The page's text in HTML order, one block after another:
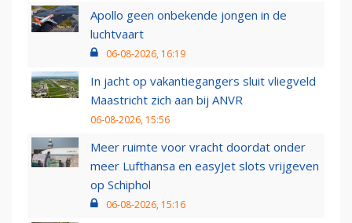
Apollo geen onbekende jongen in de
luchtvaart
06-08-2026, 16:19
In jacht op vakantiegangers sluit vliegveld
Maastricht zich aan bij ANVR
06-08-2026, 15:56
Meer ruimte voor vracht doordat onder
meer Lufthansa en easyJet slots vrijgeven
op Schiphol
06-08-2026, 15:16